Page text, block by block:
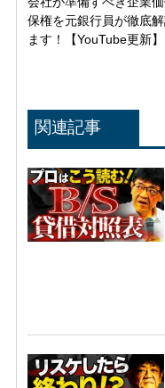
保権を元銀行員が徹底
ます！【YouTube更新】
関連記事